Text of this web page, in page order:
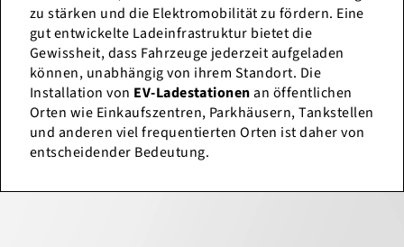
zu stärken und die Elektromobilität zu fördern. Eine
gut entwickelte Ladeinfrastruktur bietet die
Gewissheit, dass Fahrzeuge jederzeit aufgeladen
können, unabhängig von ihrem Standort. Die
Installation von EV-Ladestationenan öffentlichen
Orten wie Einkaufszentren, Parkhäusern, Tankstellen
und anderen viel frequentierten Orten ist daher von
entscheidender Bedeutung.